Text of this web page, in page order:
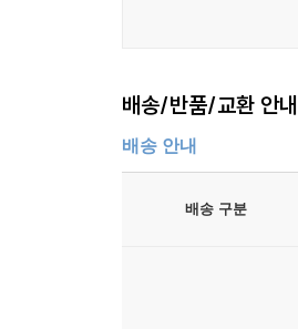
배송/반품/교환 안내
배송 안내
배송 구분